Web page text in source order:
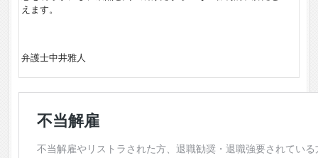
えます。
弁護士中井雅人